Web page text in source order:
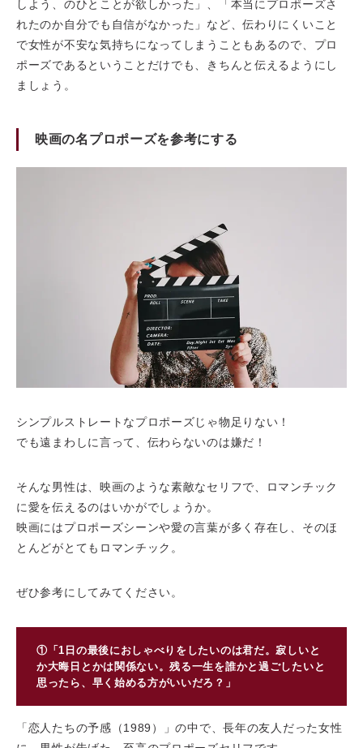
しよう、のひとことが欲しかった」、「本当にプロポーズさ
れたのか自分でも自信がなかった」など、伝わりにくいこと
で女性が不安な気持ちになってしまうこともあるので、プロ
ポーズであるということだけでも、きちんと伝えるようにし
ましょう。
映画の名プロポーズを参考にする
シンプルストレートなプロポーズじゃ物足りない！
でも遠まわしに言って、伝わらないのは嫌だ！
そんな男性は、映画のような素敵なセリフで、ロマンチック
に愛を伝えるのはいかがでしょうか。
映画にはプロポーズシーンや愛の言葉が多く存在し、そのほ
とんどがとてもロマンチック。
ぜひ参考にしてみてください。
①「1日の最後におしゃべりをしたいのは君だ。寂しいと
か大晦日とかは関係ない。残る一生を誰かと過ごしたいと
思ったら、早く始める方がいいだろ？」
「恋人たちの予感（1989）」の中で、長年の友人だった女性